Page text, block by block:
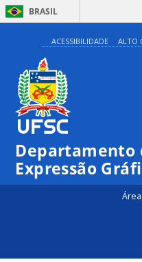
BRASIL
ACESSIBILIDADE ALTO
Departamento
Expressão